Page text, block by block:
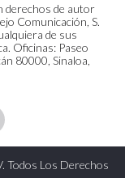
derechos de autor
Comunicación, S.
de sus
Oficinas: Paseo
80000, Sinaloa,
Todos Los Derechos